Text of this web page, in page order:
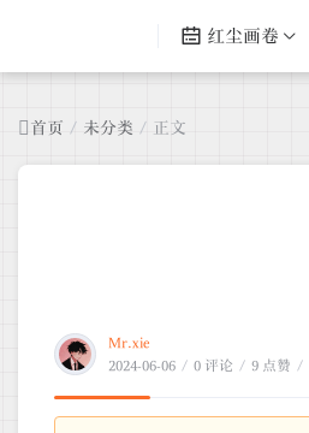
红尘画卷
首页 / 未分类 / 正文
Mr.xie
2024-06-06 / 0 评论 / 9 点赞 /